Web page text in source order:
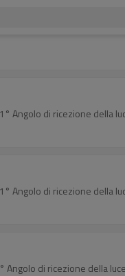
Angolo di ricezione della
Angolo di ricezione della
di ricezione della